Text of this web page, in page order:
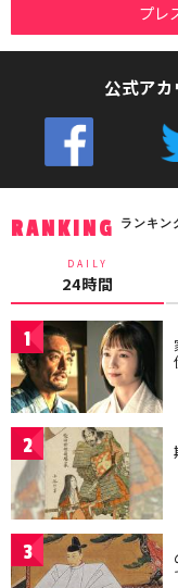
プレ
公式アカ
RANKING ランキン
DAILY
24時間
1
2
3